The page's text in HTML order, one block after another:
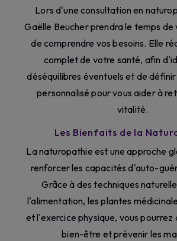
Lors d'une consultation en
Gaëlle Beucher prendra le temps
de comprendre vos besoins. Elle
complet de votre santé, afin
déséquilibres éventuels et de
personnalisé pour vous aider à
vitalité.
Les Bienfaits de la
La naturopathie est une approche
renforcer les capacités d'auto-
Grâce à des techniques
l'alimentation, les plantes
et l'exercice physique, vous
bien-être et prévenir les